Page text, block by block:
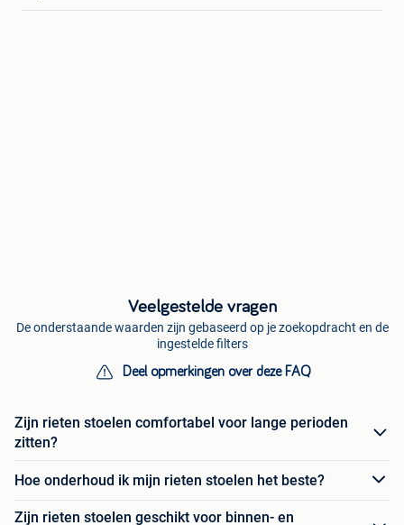
Veelgestelde vragen
De onderstaande waarden zijn gebaseerd op je zoekopdracht en de
ingestelde filters
Deel opmerkingen over deze FAQ
Zijn rieten stoelen comfortabel voor lange perioden
zitten?
Hoe onderhoud ik mijn rieten stoelen het beste?
Zijn rieten stoelen geschikt voor binnen- en